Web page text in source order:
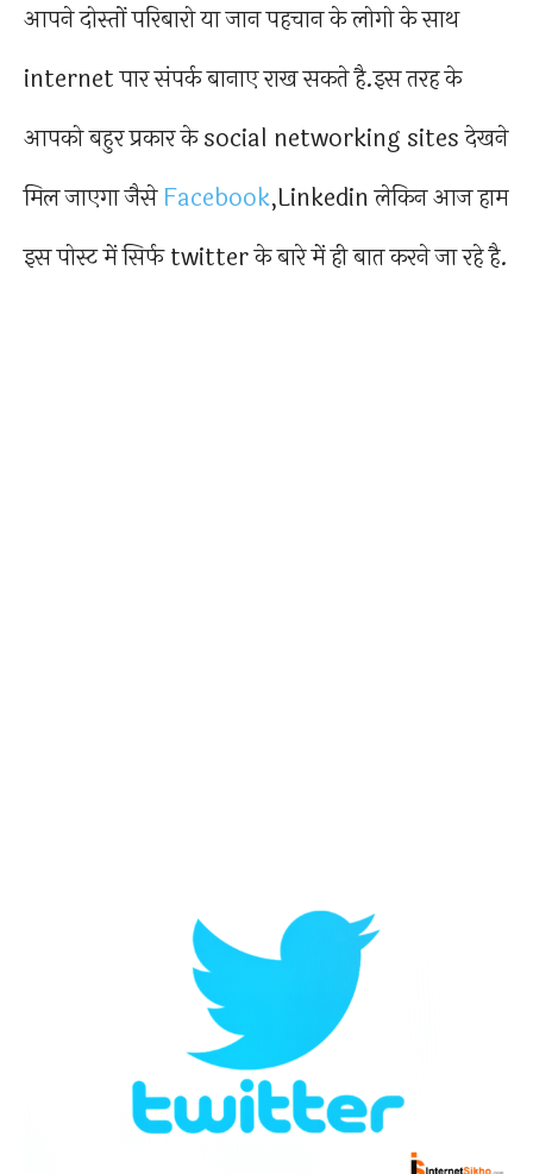
आपने दोस्तों परिबारो या जान पहचान के लोगो के साथ
internet पार संपर्क बानाए राख सकते है.इस तरह के
आपको बहुर प्रकार के social networking sites देखने
मिल जाएगा जैसेFacebook,Linkedin लेकिन आज हाम
इस पोस्ट में सिर्फ twitter के बारे में ही बात करने जा रहे है.